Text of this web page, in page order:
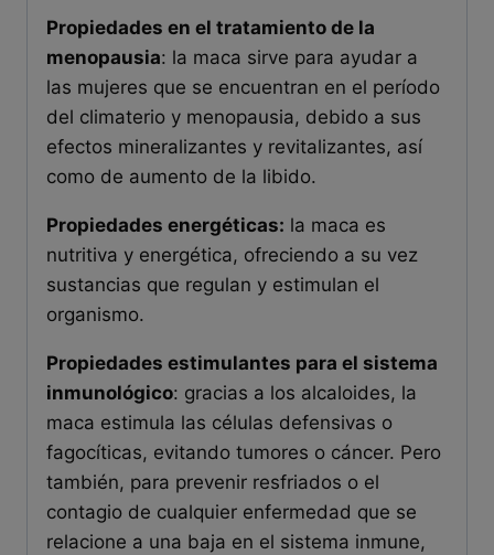
Propiedades en el tratamiento de la
menopausia: la maca sirve para ayudar a
las mujeres que se encuentran en el período
del climaterio y menopausia, debido a sus
efectos mineralizantes y revitalizantes, así
como de aumento de la libido.
Propiedades energéticas: la maca es
nutritiva y energética, ofreciendo a su vez
sustancias que regulan y estimulan el
organismo.
Propiedades estimulantes para el sistema
inmunológico: gracias a los alcaloides, la
maca estimula las células defensivas o
fagocíticas, evitando tumores o cáncer. Pero
también, para prevenir resfriados o el
contagio de cualquier enfermedad que se
relacione a una baja en el sistema inmune,